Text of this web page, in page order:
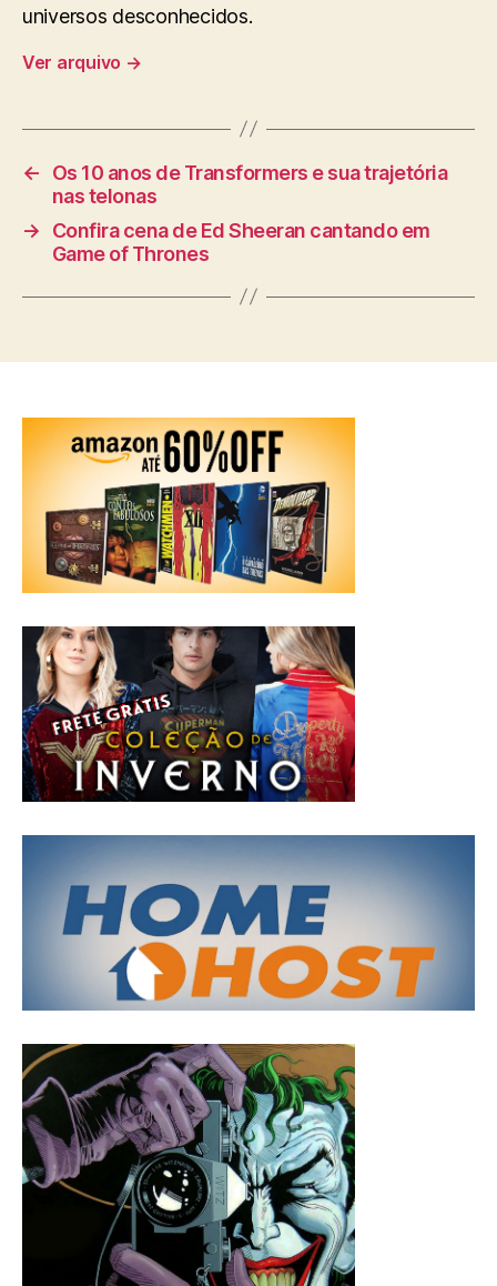
universos desconhecidos.
Ver arquivo →
←
Os 10 anos de Transformers e sua trajetória
nas telonas
→
Confira cena de Ed Sheeran cantando em
Game of Thrones